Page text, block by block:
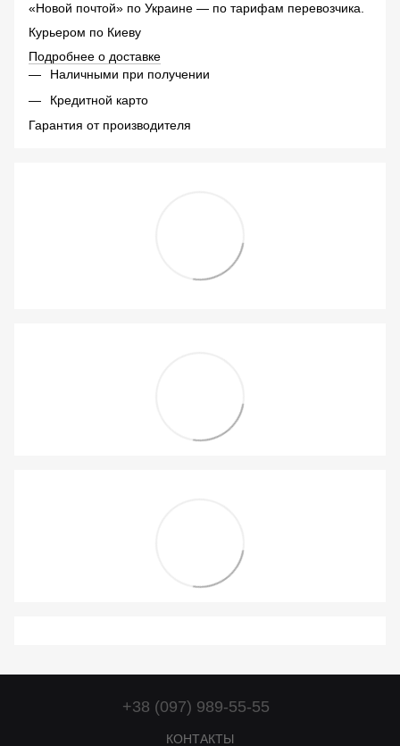
«Новой почтой» по Украине — по тарифам перевозчика.
Курьером по Киеву
Подробнее о доставке
Наличными при получении
Кредитной карто
Гарантия от производителя
+38 (097) 989-55-55
КОНТАКТЫ